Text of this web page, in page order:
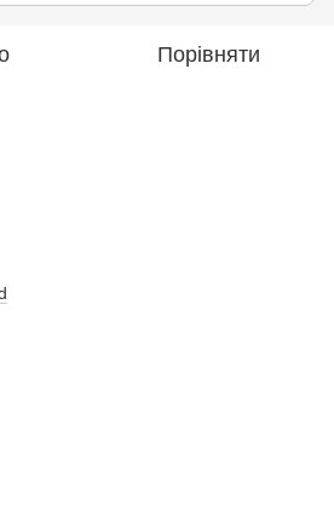
Порівняти